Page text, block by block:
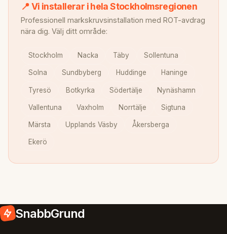
📍 Vi installerar i hela Stockholmsregionen
Professionell markskruvsinstallation med ROT-avdrag
nära dig. Välj ditt område:
Stockholm Nacka Täby Sollentuna
Solna Sundbyberg Huddinge Haninge
Tyresö Botkyrka Södertälje Nynäshamn
Vallentuna Vaxholm Norrtälje Sigtuna
Märsta Upplands Väsby Åkersberga
Ekerö
SnabbGrund